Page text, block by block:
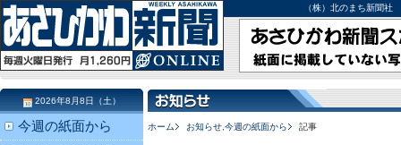
（株）北のまち新聞
ホーム お知らせ 今週の紙面から 記事
2026年8月8日（土）
今週の紙面から